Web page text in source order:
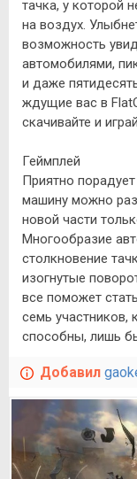
тачка, у которой
на воздух.
возможность
автомобилями,
и даже
ждущие вас в
скачивайте и
Геймплей
Приятно
машину можно
новой части
Многообразие
столкновение
изогнутые
все поможет
семь участников,
способны, лишь
Добавил